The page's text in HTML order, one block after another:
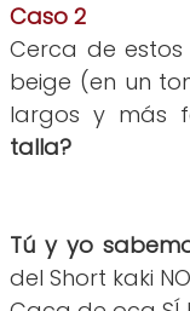
Caso 2
Cerca de
beige (en un
largos y más
talla?
Tú y yo
del Short kaki